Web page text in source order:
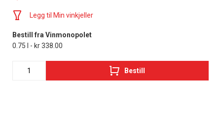
Legg til Min vinkjeller
Bestill fra Vinmonopolet
0.75 l - kr 338.00
Bestill